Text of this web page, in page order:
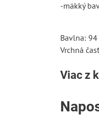
-mäkký
Bavlna: 94
Vrchná
Viac z